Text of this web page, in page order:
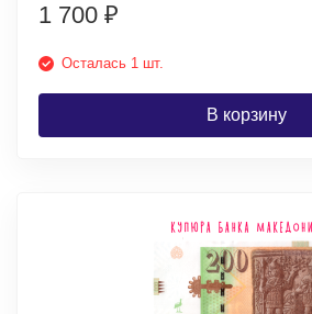
1 700 ₽
Осталась 1 шт.
В корзину